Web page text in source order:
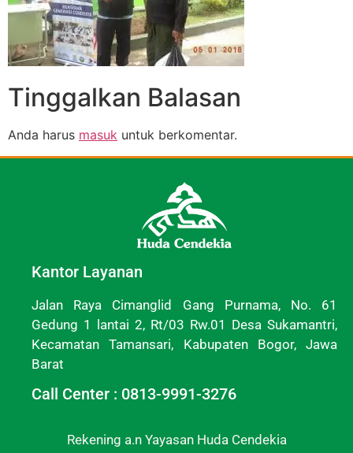
Tinggalkan Balasan
Anda harus masuk untuk berkomentar.
Kantor Layanan
Jalan Raya Cimanglid Gang Purnama, No. 61
Gedung 1 lantai 2, Rt/03 Rw.01 Desa Sukamantri,
Kecamatan Tamansari, Kabupaten Bogor, Jawa
Barat
Call Center : 0813-9991-3276
Rekening a.n Yayasan Huda Cendekia